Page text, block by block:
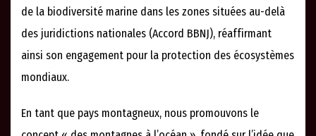
de la biodiversité marine dans les zones situées au-delà
des juridictions nationales (Accord BBNJ), réaffirmant
ainsi son engagement pour la protection des écosystèmes
mondiaux.
En tant que pays montagneux, nous promouvons le